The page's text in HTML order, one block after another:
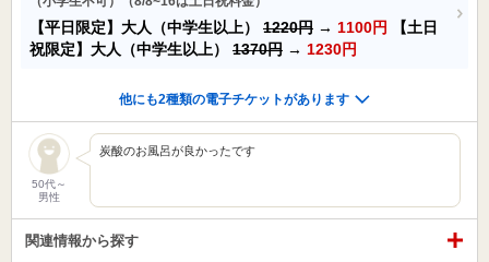
【平日限定】大人（中学生以上） 1220円 → 1100円
【土日
祝限定】大人（中学生以上） 1370円 → 1230円
他にも2種類の電子チケットがあります
50代～
男性
炭酸のお風呂が良かったです
関連情報から探す